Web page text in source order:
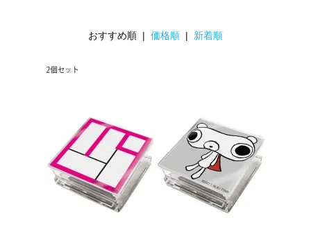
おすすめ順 | 価格順 | 新着順